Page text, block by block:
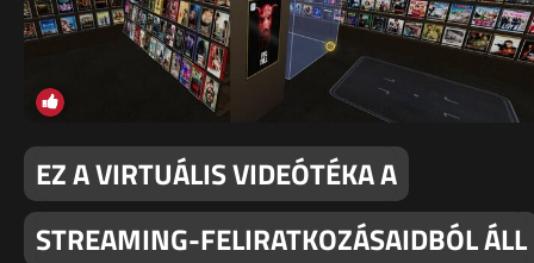
EZ A VIRTUÁLIS VIDEÓTÉKA A
STREAMING-FELIRATKOZÁSAIDBÓL ÁLL